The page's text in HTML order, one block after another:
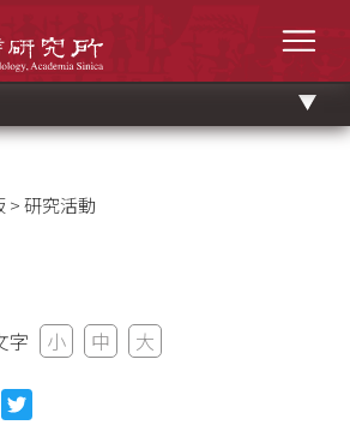
> 研究活動
字 小 中 大
に投稿する(新しいウィンドウを開く)